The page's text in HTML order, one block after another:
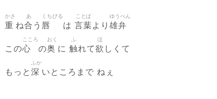
重
かさ
ね合
あ
う 唇
くちびる
は 言葉
ことば
より 雄弁
ゆうべん
この心
こころ
の奥
おく
に 触
ふ
れて欲
ほ
しくて
もっと 深
ふか
いところまで ねぇ